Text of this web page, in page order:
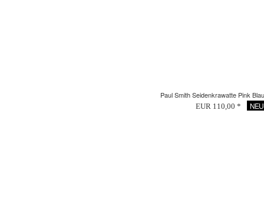
Paul Smith Seidenkrawatte Pink
EUR 110,00 * NEU